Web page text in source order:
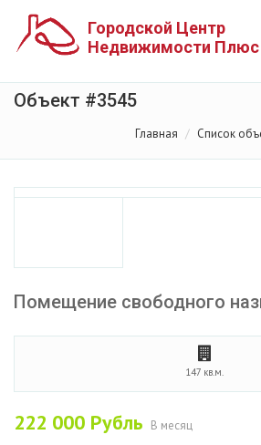
Городской Центр
Недвижимости Плюс
Объект #3545
Главная Список
Помещение свободного
147 кв.м.
222 000 Рубль В месяц